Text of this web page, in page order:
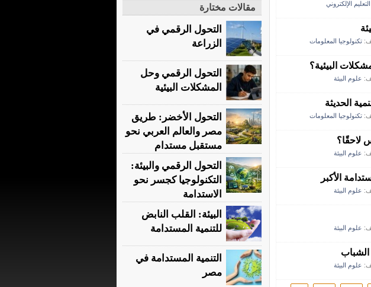
التعليم الإلكتروني
تكنولوجيا المعلومات
البيئية؟
علوم البيئة
الحديثة
تكنولوجيا المعلومات
لاحقًا؟
علوم البيئة
الأكبر
علوم البيئة
علوم البيئة
الشباب
علوم البيئة
مقالات مختارة
التحول الرقمي في
الزراعة
التحول الرقمي وحل
المشكلات البيئية
التحول الأخضر: طريق
مصر والعالم العربي نحو
مستقبل مستدام
التحول الرقمي والبيئة:
التكنولوجيا كجسر نحو
الاستدامة
البيئة: القلب النابض
للتنمية المستدامة
التنمية المستدامة في
مصر